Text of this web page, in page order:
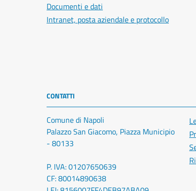
Documenti e dati
Intranet, posta aziendale e protocollo
CONTATTI
Comune di Napoli
Palazzo San Giacomo, Piazza Municipio
- 80133
P. IVA: 01207650639
CF: 80014890638